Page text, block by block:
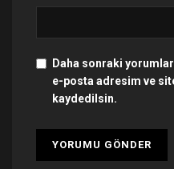
Daha sonraki
e-posta adresim ve
kaydedilsin.